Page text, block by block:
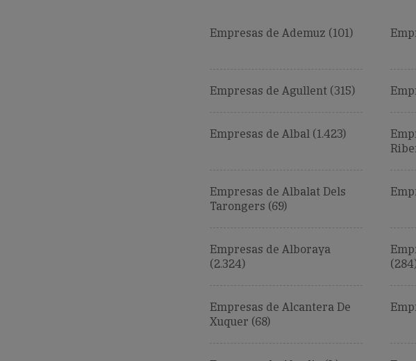
Empresas de Ademuz (101)
Empresas de Agullent (315)
Empresas de Albal (1.423)
Empresas de Albalat Dels
Tarongers (69)
Empresas de Alboraya
(2.324)
Empresas de Alcantera De
Xuquer (68)